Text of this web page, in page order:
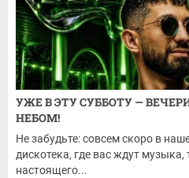
УЖЕ В ЭТУ СУББОТУ —
НЕБОМ!
Не забудьте: совсем скоро в
дискотека, где вас ждут
настоящего...